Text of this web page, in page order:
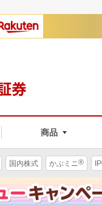
商品
国内株式 かぶミニ®